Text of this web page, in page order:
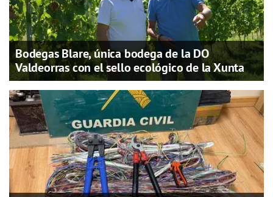
Bodegas Blare, única bodega de la DO
Valdeorras con el sello ecológico de la Xunta